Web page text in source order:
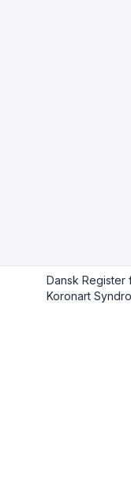
Dansk Register
Koronart